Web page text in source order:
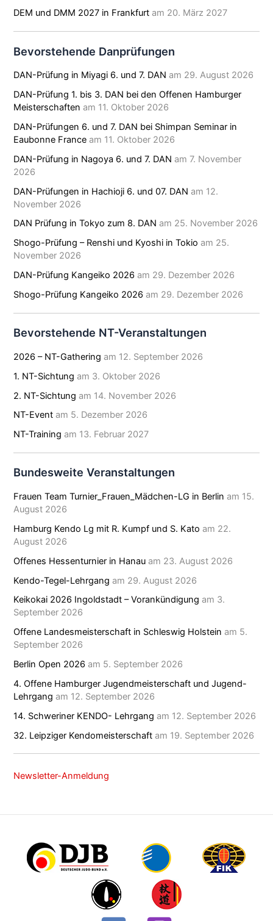
DEM und DMM 2027 in Frankfurt am 20. März 2027
Bevorstehende Danprüfungen
DAN-Prüfung in Miyagi 6. und 7. DAN am 29. August 2026
DAN-Prüfung 1. bis 3. DAN bei den Offenen Hamburger
Meisterschaften am 11. Oktober 2026
DAN-Prüfungen 6. und 7. DAN bei Shimpan Seminar in
Eaubonne France am 11. Oktober 2026
DAN-Prüfung in Nagoya 6. und 7. DAN am 7. November
2026
DAN-Prüfungen in Hachioji 6. und 07. DAN am 12.
November 2026
DAN Prüfung in Tokyo zum 8. DAN am 25. November 2026
Shogo-Prüfung – Renshi und Kyoshi in Tokio am 25.
November 2026
DAN-Prüfung Kangeiko 2026 am 29. Dezember 2026
Shogo-Prüfung Kangeiko 2026 am 29. Dezember 2026
Bevorstehende NT-Veranstaltungen
2026 – NT-Gathering am 12. September 2026
1. NT-Sichtung am 3. Oktober 2026
2. NT-Sichtung am 14. November 2026
NT-Event am 5. Dezember 2026
NT-Training am 13. Februar 2027
Bundesweite Veranstaltungen
Frauen Team Turnier_Frauen_Mädchen-LG in Berlin am 15.
August 2026
Hamburg Kendo Lg mit R. Kumpf und S. Kato am 22.
August 2026
Offenes Hessenturnier in Hanau am 23. August 2026
Kendo-Tegel-Lehrgang am 29. August 2026
Keikokai 2026 Ingoldstadt – Vorankündigung am 3.
September 2026
Offene Landesmeisterschaft in Schleswig Holstein am 5.
September 2026
Berlin Open 2026 am 5. September 2026
4. Offene Hamburger Jugendmeisterschaft und Jugend-
Lehrgang am 12. September 2026
14. Schweriner KENDO- Lehrgang am 12. September 2026
32. Leipziger Kendomeisterschaft am 19. September 2026
Newsletter-Anmeldung